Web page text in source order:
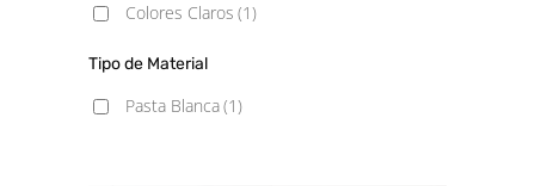
Colores Claros (1)
Tipo de Material
Pasta Blanca(1)